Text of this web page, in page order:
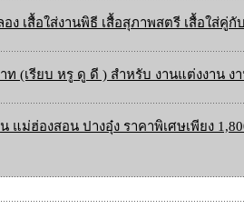
ง เสื้อใส่งานพิธี เสื้อสุภาพสตรี เสื้อใส่คู่กั
ท (เรียบ หรู ดู ดี ) สำหรับ งานแต่งงาน ง
แม่ฮ่องสอน ปางอุ๋ง ราคาพิเศษเพียง